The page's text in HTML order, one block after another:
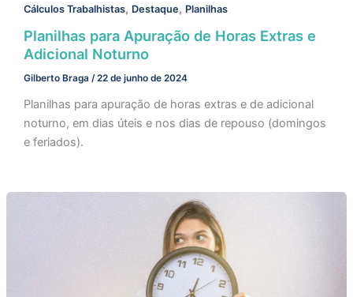
Cálculos Trabalhistas, Destaque, Planilhas
Planilhas para Apuração de Horas Extras e
Adicional Noturno
Gilberto Braga /22 de junho de 2024
Planilhas para apuração de horas extras e de adicional
noturno, em dias úteis e nos dias de repouso (domingos
e feriados).